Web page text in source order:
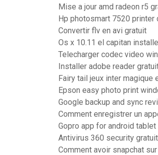
Mise a jour amd radeon r5
Hp photosmart 7520
Convertir flv en avi gratuit
Os x 10.11 el capitan
Telecharger codec video
Installer adobe reader
Fairy tail jeux inter magique
Epson easy photo print
Google backup and sync
Comment enregistrer un
Gopro app for android tablet
Antivirus 360 security gratuit
Comment avoir snapchat